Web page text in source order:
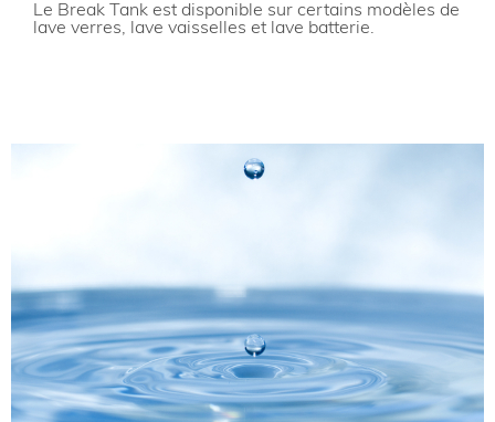
Le Break Tank est disponible sur certains modèles de
lave verres, lave vaisselles et lave batterie.